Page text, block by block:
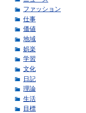
ファッション
仕事
価値
地域
娯楽
学習
文化
日記
理論
生活
目標